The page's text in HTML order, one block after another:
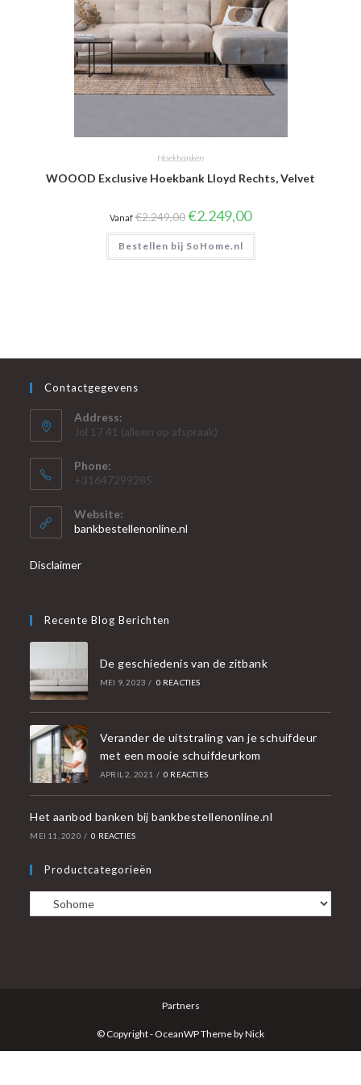
Hoekbanken
WOOOD Exclusive Hoekbank Lloyd Rechts, Velvet
Vanaf €2.249,00Oorspronkelijke
prijs
was:
€2.249,00.
€2.249,00Huidige
prijs
is:
Bestellen bij SoHome.nl
Contactgegevens
Address:
Jol 17 41 (alleen op afspraak)
Phone:
+31647299285
Website:
bankbestellenonline.nl
Disclaimer
Recente Blog Berichten
De geschiedenis van de zitbank
MEI 9, 2023 / 0 REACTIES
Verander de uitstraling van je schuifdeur
met een mooie schuifdeurkom
APRIL 2, 2021 / 0 REACTIES
Het aanbod banken bij bankbestellenonline.nl
MEI 11, 2020 / 0 REACTIES
Productcategorieën
Partners
© Copyright - OceanWP Theme by Nick